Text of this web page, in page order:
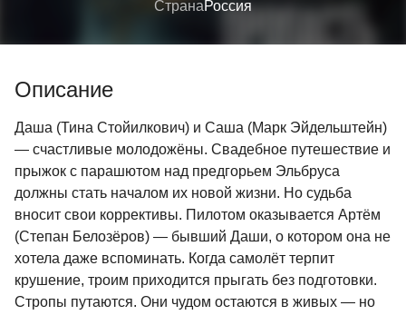
СтранаРоссия
Описание
Даша (Тина Стойилкович) и Саша (Марк Эйдельштейн)
— счастливые молодожёны. Свадебное путешествие и
прыжок с парашютом над предгорьем Эльбруса
должны стать началом их новой жизни. Но судьба
вносит свои коррективы. Пилотом оказывается Артём
(Степан Белозёров) — бывший Даши, о котором она не
хотела даже вспоминать. Когда самолёт терпит
крушение, троим приходится прыгать без подготовки.
Стропы путаются. Они чудом остаются в живых — но